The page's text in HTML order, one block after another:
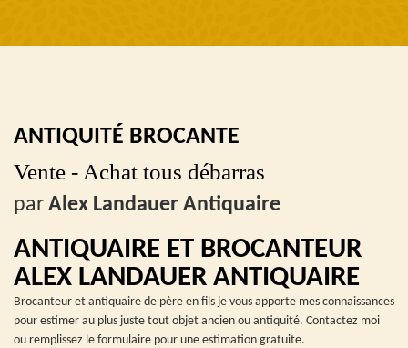
ANTIQUITÉ BROCANTE
Vente - Achat tous débarras
par Alex Landauer Antiquaire
ANTIQUAIRE ET BROCANTEUR
ALEX LANDAUER ANTIQUAIRE
Brocanteur et antiquaire de père en fils je vous apporte mes connaissances
pour estimer au plus juste tout objet ancien ou antiquité. Contactez moi
ou remplissez le formulaire pour une estimation gratuite.